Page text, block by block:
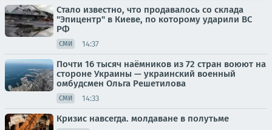
Стало известно, что продавалось со склада
"Эпицентр" в Киеве, по которому ударили ВС
РФ
СМИ 14:37
Почти 16 тысяч наёмников из 72 стран воюют на
стороне Украины — украинский военный
омбудсмен Ольга Решетилова
СМИ 14:33
Кризис навсегда. молдаване в полутьме